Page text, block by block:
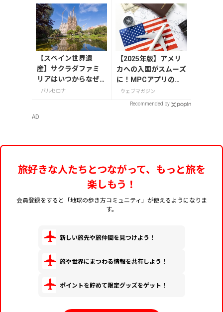
【スペイン世界遺
産】サクラダファミ
リアはいつからなぜ
作られた？いつ完成
バルセロナ
【2025年版】アメリ
カへの入国がスムーズ
に！MPCアプリの登
録方法や使い方を解説
ウェブマガジン
Recommended by
AD
旅好きな人たちとつながって、もっと旅を
楽しもう！
会員登録をすると「地球の歩き方コミュニティ」が使えるようになりま
す。
新しい旅先や旅仲間を見つけよう！
旅や世界にまつわる情報を共有しよう！
ポイントを貯めて限定グッズをゲット！